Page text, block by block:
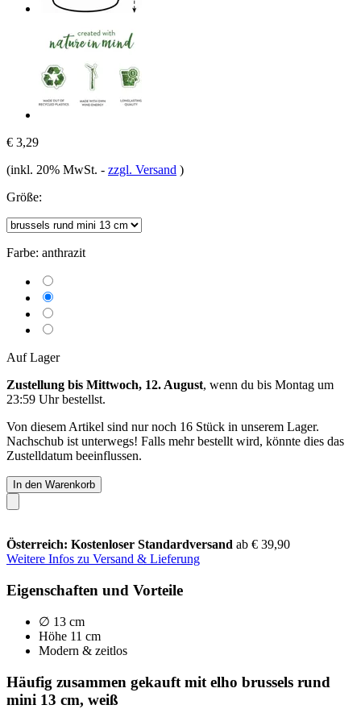
€ 3,29
(inkl. 20% MwSt. - zzgl. Versand )
Größe:
Farbe: anthrazit
Auf Lager
Zustellung bis Mittwoch, 12. August, wenn du bis Montag um
23:59 Uhrbestellst.
Von diesem Artikel sind nur noch 16 Stück in unserem Lager.
Nachschub ist unterwegs! Falls mehr bestellt wird, könnte dies das
Zustelldatum beeinflussen.
In den Warenkorb
Österreich: Kostenloser Standardversand ab € 39,90
Weitere Infos zu Versand & Lieferung
Eigenschaften und Vorteile
∅ 13 cm
Höhe 11 cm
Modern & zeitlos
Häufig zusammen gekauft mit elho brussels rund
mini 13 cm, weiß